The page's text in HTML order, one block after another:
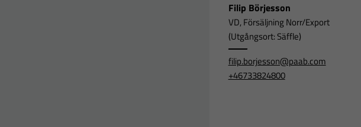
Filip Börjesson
VD, Försäljning Norr/Export
(Utgångsort: Säffle)
filip.borjesson@paab.com
+46733824800